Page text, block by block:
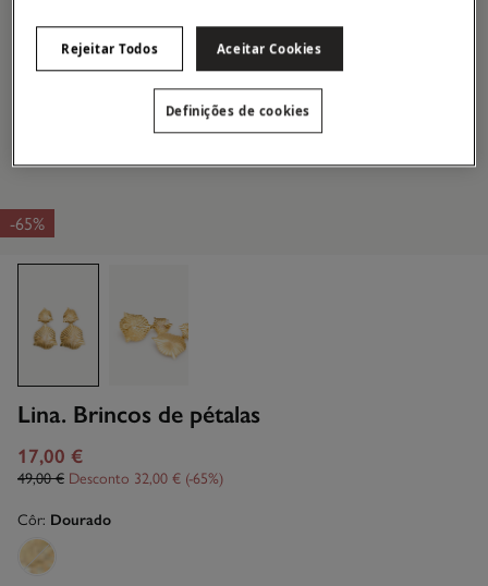
-65%
Lina. Brincos de pétalas
17,00 €
49,00 € Desconto 32,00 € 65
Côr: Dourado
Rejeitar Todos Aceitar Cookies
Definições de cookies